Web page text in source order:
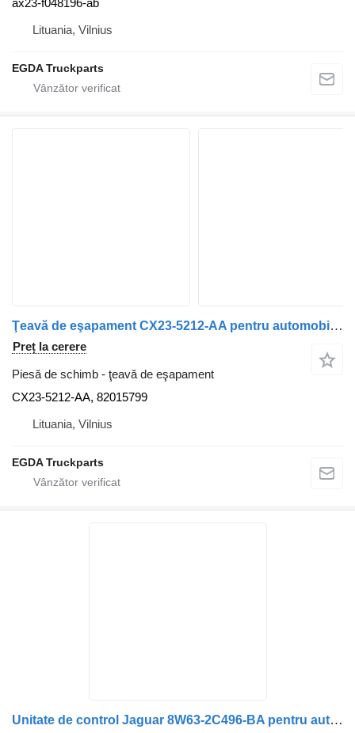
ax23-f048196-ab
Lituania, Vilnius
EGDA Truckparts
Ţeavă de eşapament CX23-5212-AA pentru automobil Jaguar XF250 2.2D
Preț la cerere
Piesă de schimb - ţeavă de eşapament
CX23-5212-AA, 82015799
Lituania, Vilnius
EGDA Truckparts
Unitate de control Jaguar 8W63-2C496-BA pentru automobil Jaguar XF250